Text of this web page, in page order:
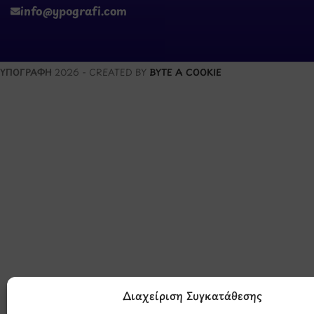
Διαχείριση Συγκατάθεσης
info@ypografi.com
ΥΠΟΓΡΑΦΗ 2026 - CREATED BY BYTE A COOKIE